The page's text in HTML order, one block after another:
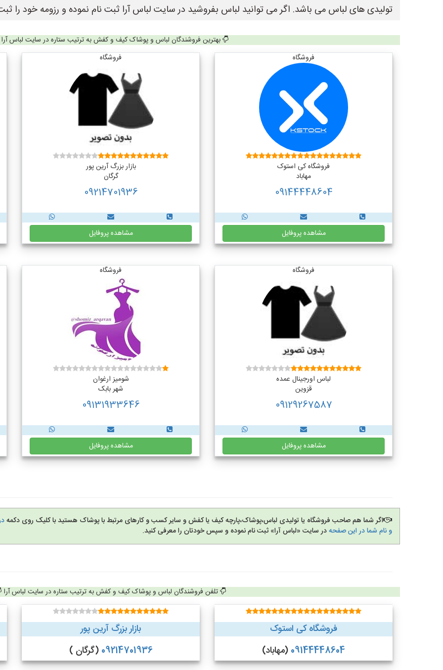
تولیدی های لباس می باشد. اگر می توانید لباس بفروشید در سایت لباس آرا ثبت نام نموده و رزومه خود را
بهترین فروشندگان لباس و پوشاک کیف و کفش به ترتیب ستاره در سایت لباس آرا
فروشگاه
فروشگاه کی استوک
مهاباد
09144448604
مشاهده پروفایل
فروشگاه
بازار بزرگ آرین پور
گرگان
09214701936
مشاهده پروفایل
فروشگاه
لباس اورجینال عمده
قزوین
09129267587
مشاهده پروفایل
فروشگاه
شومیز ارغوان
شهر بابک
09131933646
مشاهده پروفایل
اگر شما هم صاحب فروشگاه یا تولیدی لباس،پوشاک،پارچه کیف یا کفش و سایر کسب و کارهای مرتبط با پوشاک هستید با کلیک روی دکمه
و نام شما در این صفحهدر سایت «لباس آرا» ثبت نام نموده و سپس خودتان را معرفی کنید.
تلفن فروشندگان لباس و پوشاک کیف و کفش به ترتیب ستاره در سایت لباس آرا
فروشگاه کی استوک
09144448604 (مهاباد)
بازار بزرگ آرین پور
09214701936 (گرگان )